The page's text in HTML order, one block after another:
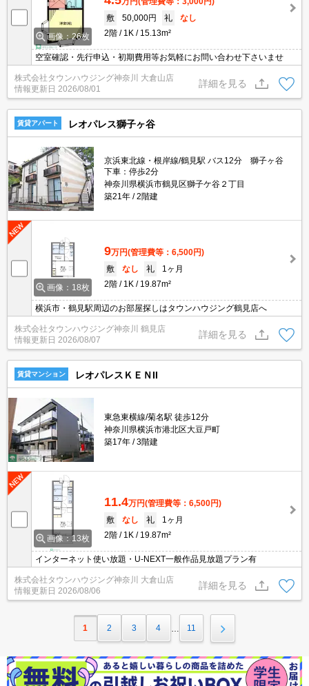
画像：26枚
敷
50,000円 礼
なし
2階
1K 15.13m²
空室確認・先行申込・初期費用等お気軽にお問い合わせ下さいませ
株式会社タウンハウジング神奈川 大倉山店
情報更新日 2026/08/01
詳細を見る
賃貸アパート レオパレス獅子ヶ谷
京浜東北線・根岸線/鶴見駅 バス12分 獅子ヶ谷
下車：停歩2分
神奈川県横浜市鶴見区獅子ケ谷２丁目
築21年
2階建
画像：18枚
9万円(管理費等：6,500円)
敷
なし 礼
1ヶ月
2階
1K 19.87m²
横浜市・鶴見駅周辺のお部屋探しはタウンハウジング鶴見店へ
株式会社タウンハウジング神奈川 鶴見店
情報更新日 2026/08/07
詳細を見る
賃貸マンション レオパレスＫＥＮII
東急東横線/菊名駅 徒歩12分
神奈川県横浜市港北区大豆戸町
築17年
3階建
画像：13枚
11.4万円(管理費等：6,500円)
敷
なし 礼
1ヶ月
2階
1K 19.87m²
インターネット使い放題・U-NEXT一般作品見放題プラン有
株式会社タウンハウジング神奈川 大倉山店
情報更新日 2026/08/06
詳細を見る
1 2 3 4 11